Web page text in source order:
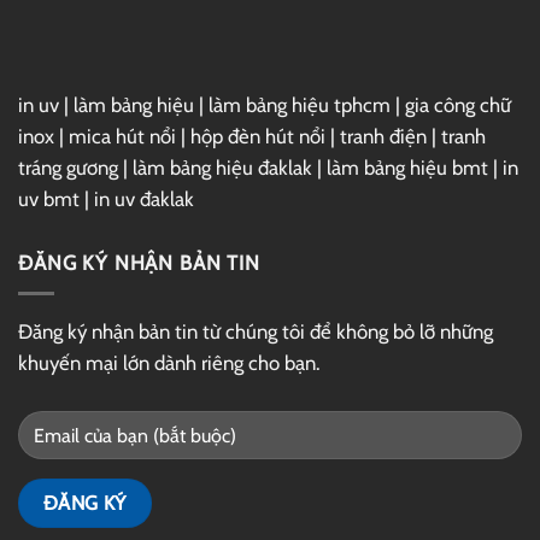
in uv | làm bảng hiệu | làm bảng hiệu tphcm | gia công chữ
inox | mica hút nổi | hộp đèn hút nổi | tranh điện | tranh
tráng gương | làm bảng hiệu đaklak | làm bảng hiệu bmt | in
uv bmt | in uv đaklak
ĐĂNG KÝ NHẬN BẢN TIN
Đăng ký nhận bản tin từ chúng tôi để không bỏ lỡ những
khuyến mại lớn dành riêng cho bạn.